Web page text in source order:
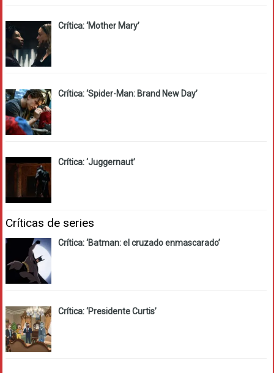
Crítica: ‘Mother Mary’
Crítica: ‘Spider-Man: Brand New Day’
Crítica: ‘Juggernaut’
Críticas de series
Crítica: ‘Batman: el cruzado enmascarado’
Crítica: ‘Presidente Curtis’